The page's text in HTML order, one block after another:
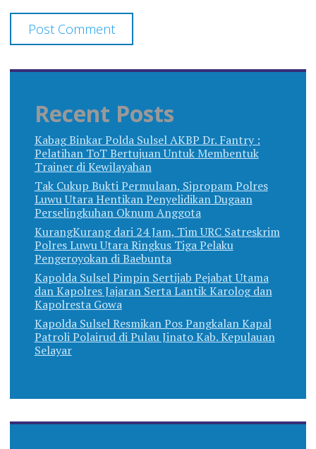
Recent Posts
Kabag Binkar Polda Sulsel AKBP Dr. Fantry :
Pelatihan ToT Bertujuan Untuk Membentuk
Trainer di Kewilayahan
Tak Cukup Bukti Permulaan, Sipropam Polres
Luwu Utara Hentikan Penyelidikan Dugaan
Perselingkuhan Oknum Anggota
KurangKurang dari 24 Jam, Tim URC Satreskrim
Polres Luwu Utara Ringkus Tiga Pelaku
Pengeroyokan di Baebunta
Kapolda Sulsel Pimpin Sertijab Pejabat Utama
dan Kapolres Jajaran Serta Lantik Karolog dan
Kapolresta Gowa
Kapolda Sulsel Resmikan Pos Pangkalan Kapal
Patroli Polairud di Pulau Jinato Kab. Kepulauan
Selayar